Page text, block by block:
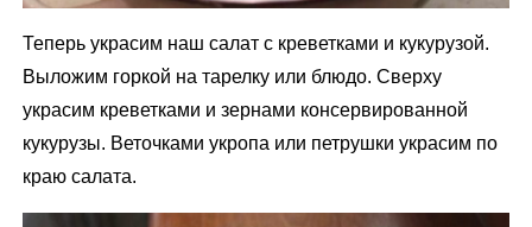
Теперь украсим наш салат с креветками и кукурузой.
Выложим горкой на тарелку или блюдо. Сверху
украсим креветками и зернами консервированной
кукурузы. Веточками укропа или петрушки украсим по
краю салата.